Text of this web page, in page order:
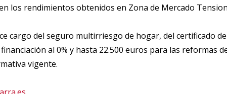
los rendimientos obtenidos en Zona de Mercado
cargo del seguro multirriesgo de hogar, del certificado
al 0% y hasta 22.500 euros para las reformas
vigente.